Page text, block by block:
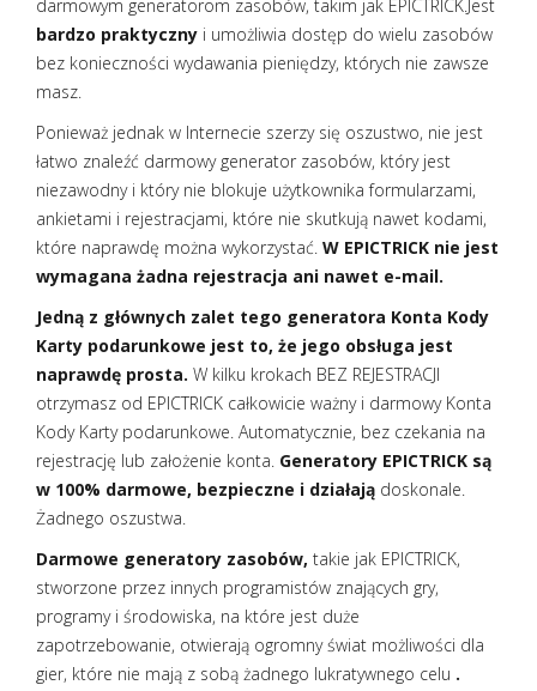
darmowym generatorom zasobów, takim jak EPICTRICK.Jest
bardzo praktyczny i umożliwia dostęp do wielu zasobów
bez konieczności wydawania pieniędzy, których nie zawsze
masz.
Ponieważ jednak w Internecie szerzy się oszustwo, nie jest
łatwo znaleźć darmowy generator zasobów, który jest
niezawodny i który nie blokuje użytkownika formularzami,
ankietami i rejestracjami, które nie skutkują nawet kodami,
które naprawdę można wykorzystać. W EPICTRICK nie jest
wymagana żadna rejestracja ani nawet e-mail.
Jedną z głównych zalet tego generatora Konta Kody
Karty podarunkowe jest to, że jego obsługa jest
naprawdę prosta. W kilku krokach BEZ REJESTRACJI
otrzymasz od EPICTRICK całkowicie ważny i darmowy Konta
Kody Karty podarunkowe. Automatycznie, bez czekania na
rejestrację lub założenie konta. Generatory EPICTRICK są
w 100% darmowe, bezpieczne i działają doskonale.
Żadnego oszustwa.
Darmowe generatory zasobów, takie jak EPICTRICK,
stworzone przez innych programistów znających gry,
programy i środowiska, na które jest duże
zapotrzebowanie, otwierają ogromny świat możliwości dla
gier, które nie mają z sobą żadnego lukratywnego celu .